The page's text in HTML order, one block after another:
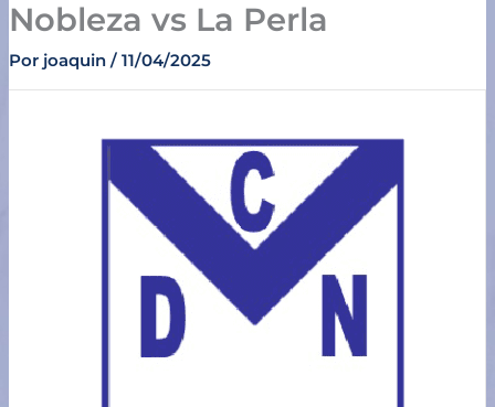
contenido
Nobleza vs La Perla
Por joaquin / 11/04/2025